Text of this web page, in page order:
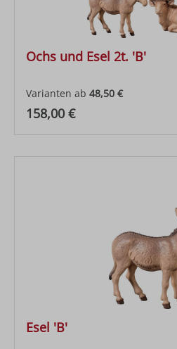
Ochs und Esel 2t. 'B'
Varianten ab 48,50 €
Regulärer Preis:
158,00 €
Esel 'B'